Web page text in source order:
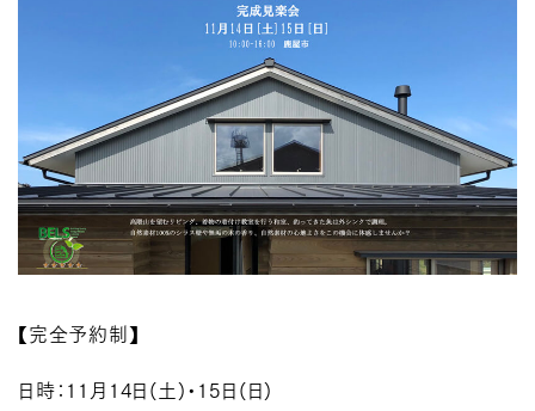
【完全予約制】
日時：11月14日(土)・15日(日)